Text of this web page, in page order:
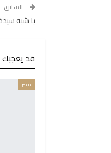
السابق
يا شبه
قد يعجبك
مصر